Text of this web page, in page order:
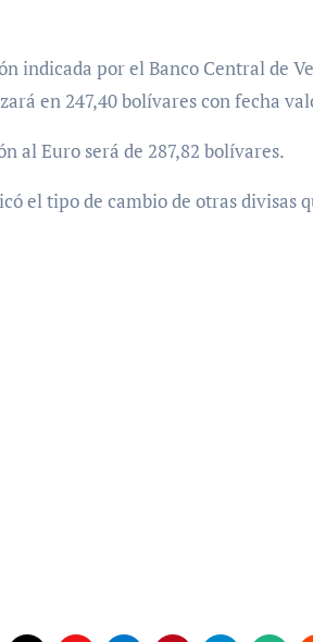
en 247,40 bolívares con fecha
al Euro será de 287,82 bolívares.
el tipo de cambio de otras divisas